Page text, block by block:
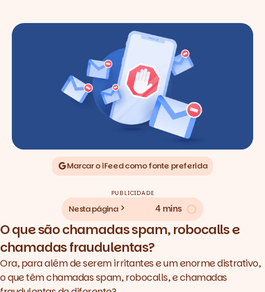
Marcar o iFeed como fonte preferida
PUBLICIDADE
Nesta página 4 mins
O que são chamadas spam, robocalls e
chamadas fraudulentas?
Ora, para além de serem irritantes e um enorme distrativo,
o que têm chamadas spam, robocalls, e chamadas